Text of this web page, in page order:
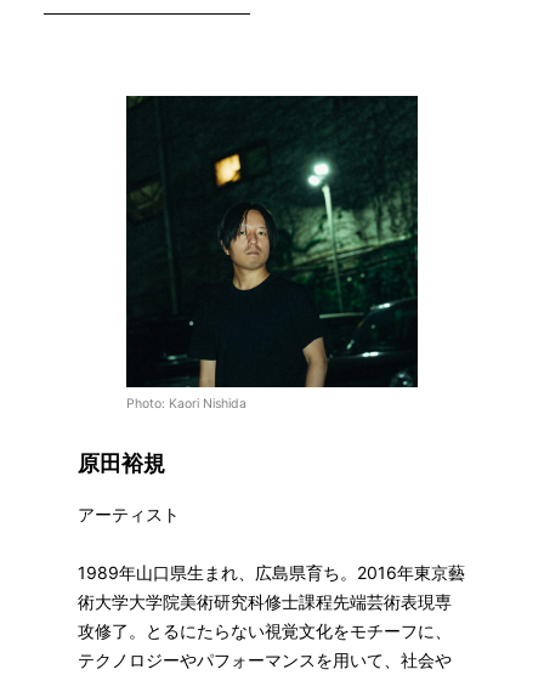
─────────────────
Photo: Kaori Nishida
原田裕規
アーティスト
1989年山口県生まれ、広島県育ち。2016年東京藝
術大学大学院美術研究科修士課程先端芸術表現専
攻修了。とるにたらない視覚文化をモチーフに、
テクノロジーやパフォーマンスを用いて、社会や